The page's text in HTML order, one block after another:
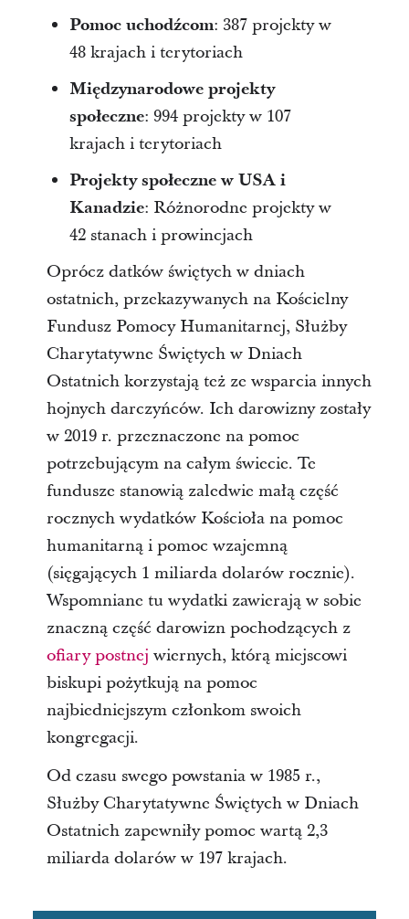
Pomoc uchodźcom: 387 projekty w
48 krajach i terytoriach
Międzynarodowe projekty
społeczne: 994 projekty w 107
krajach i terytoriach
Projekty społeczne w USA i
Kanadzie: Różnorodne projekty w
42 stanach i prowincjach
Oprócz datków świętych w dniach
ostatnich, przekazywanych na Kościelny
Fundusz Pomocy Humanitarnej, Służby
Charytatywne Świętych w Dniach
Ostatnich korzystają też ze wsparcia innych
hojnych darczyńców. Ich darowizny zostały
w 2019 r. przeznaczone na pomoc
potrzebującym na całym świecie. Te
fundusze stanowią zaledwie małą część
rocznych wydatków Kościoła na pomoc
humanitarną i pomoc wzajemną
(sięgających 1 miliarda dolarów rocznie).
Wspomniane tu wydatki zawierają w sobie
znaczną część darowizn pochodzących z
ofiary postnej wiernych, którą miejscowi
biskupi pożytkują na pomoc
najbiedniejszym członkom swoich
kongregacji.
Od czasu swego powstania w 1985 r.,
Służby Charytatywne Świętych w Dniach
Ostatnich zapewniły pomoc wartą 2,3
miliarda dolarów w 197 krajach.